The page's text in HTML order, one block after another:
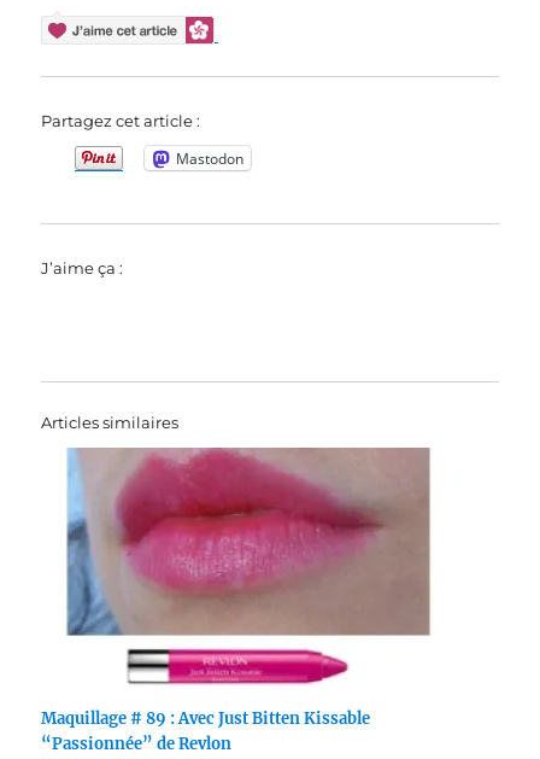
Partagez cet article :
Mastodon
J’aime ça :
Articles similaires
Maquillage # 89 : Avec Just Bitten Kissable
“Passionnée” de Revlon